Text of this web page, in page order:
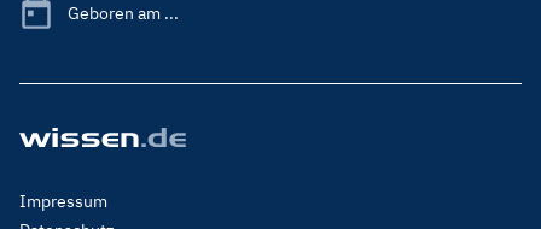
Geboren am ...
Footer
Impressum